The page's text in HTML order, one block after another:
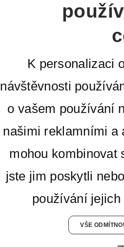
K personalizaci
návštěvnosti
o vašem používání
našimi reklamními a
mohou kombinovat
jste jim poskytli
používání
VŠE